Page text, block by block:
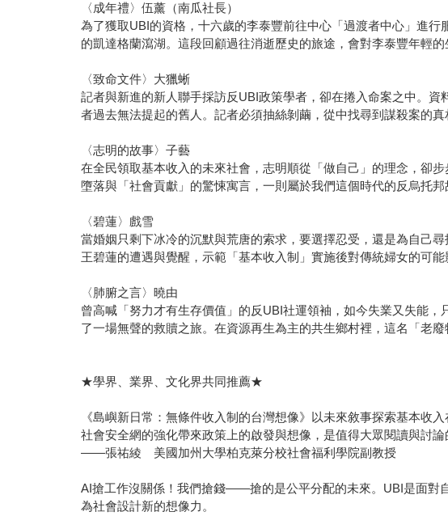
〈成年禮〉伍薰（南瓜社長）
為了獲取UBI的資格，十六歲的李泰豐前往中心「過渡者中心」進
的凱達格蘭瀉湖。這段回顧過往消逝歷史的旅途，會對李泰豐年輕的
〈致命文件〉大獵蜥
記者與新進的新人聯手採訪反UBI政策學者，卻在捲入命案之中。
者過去無法提起的舊人。記者必須抽絲剝繭，從中找尋到謀殺案的真
〈志明的故事〉子藝
在全民領取基本收入的未來社會，志明順從「做自己」的理念，卻
墮落與「社會貢獻」的驚悚寓言，一則屬於我們這個時代的反烏托邦
〈碧蓮〉戲雪
當婚姻只剩下冰冷的沉默與荒唐的索求，要選擇忍受，還是為自己
王碧蓮的遭遇與覺醒，示範「基本收入制」實施後對傳統婦女的可能
〈肺腑之言〉曉由
曾高喊「努力才有生存價值」的反UBI社運領袖，如今失業又失能
了一場無聲的救贖之旅。在資源再生為主的共生鄉村裡，這名「老
★學界、業界、文化界共同推薦★
《島嶼新日常：無條件收入制的台灣想像》以未來敘事探索基本收
社會安全網的強化帶來政策上的啟發與想像，是值得大眾閱讀與討論
——張祐綾 美國加州大學柏克萊分校社會福利學院副教授
AI搶工作沒關係！我們搶錢——搶的是公平分配的未來。UBI是面對
為社會設計新的想像力。